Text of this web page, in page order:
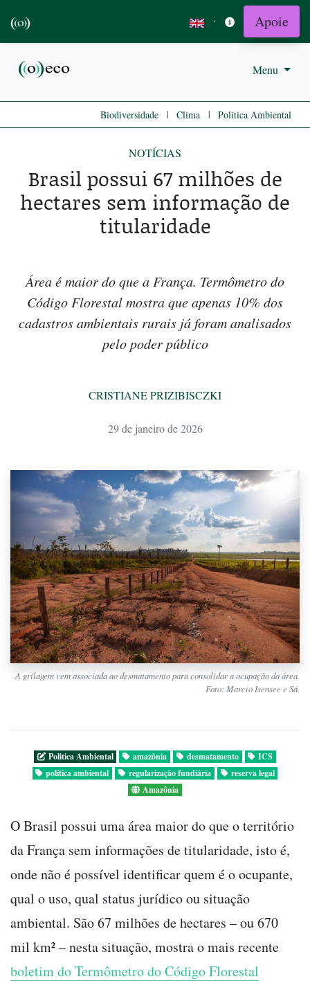
· Apoie
Menu
Biodiversidade | Clima | Politica Ambiental
NOTÍCIAS
Brasil possui 67 milhões de
hectares sem informação de
titularidade
Área é maior do que a França. Termômetro do
Código Florestal mostra que apenas 10% dos
cadastros ambientais rurais já foram analisados
pelo poder público
CRISTIANE PRIZIBISCZKI
29 de janeiro de 2026
A grilagem vem associada ao desmatamento para consolidar a ocupação da área.
Foto: Marcio Isensee e Sá.
Politica Ambiental amazônia desmatamento
ICS
política ambiental
regularização fundiária
reserva legal
Amazônia
O Brasil possui uma área maior do que o território
da França sem informações de titularidade, isto é,
onde não é possível identificar quem é o ocupante,
qual o uso, qual status jurídico ou situação
ambiental. São 67 milhões de hectares – ou 670
mil km² – nesta situação, mostra o mais recente
boletim do Termômetro do Código Florestal